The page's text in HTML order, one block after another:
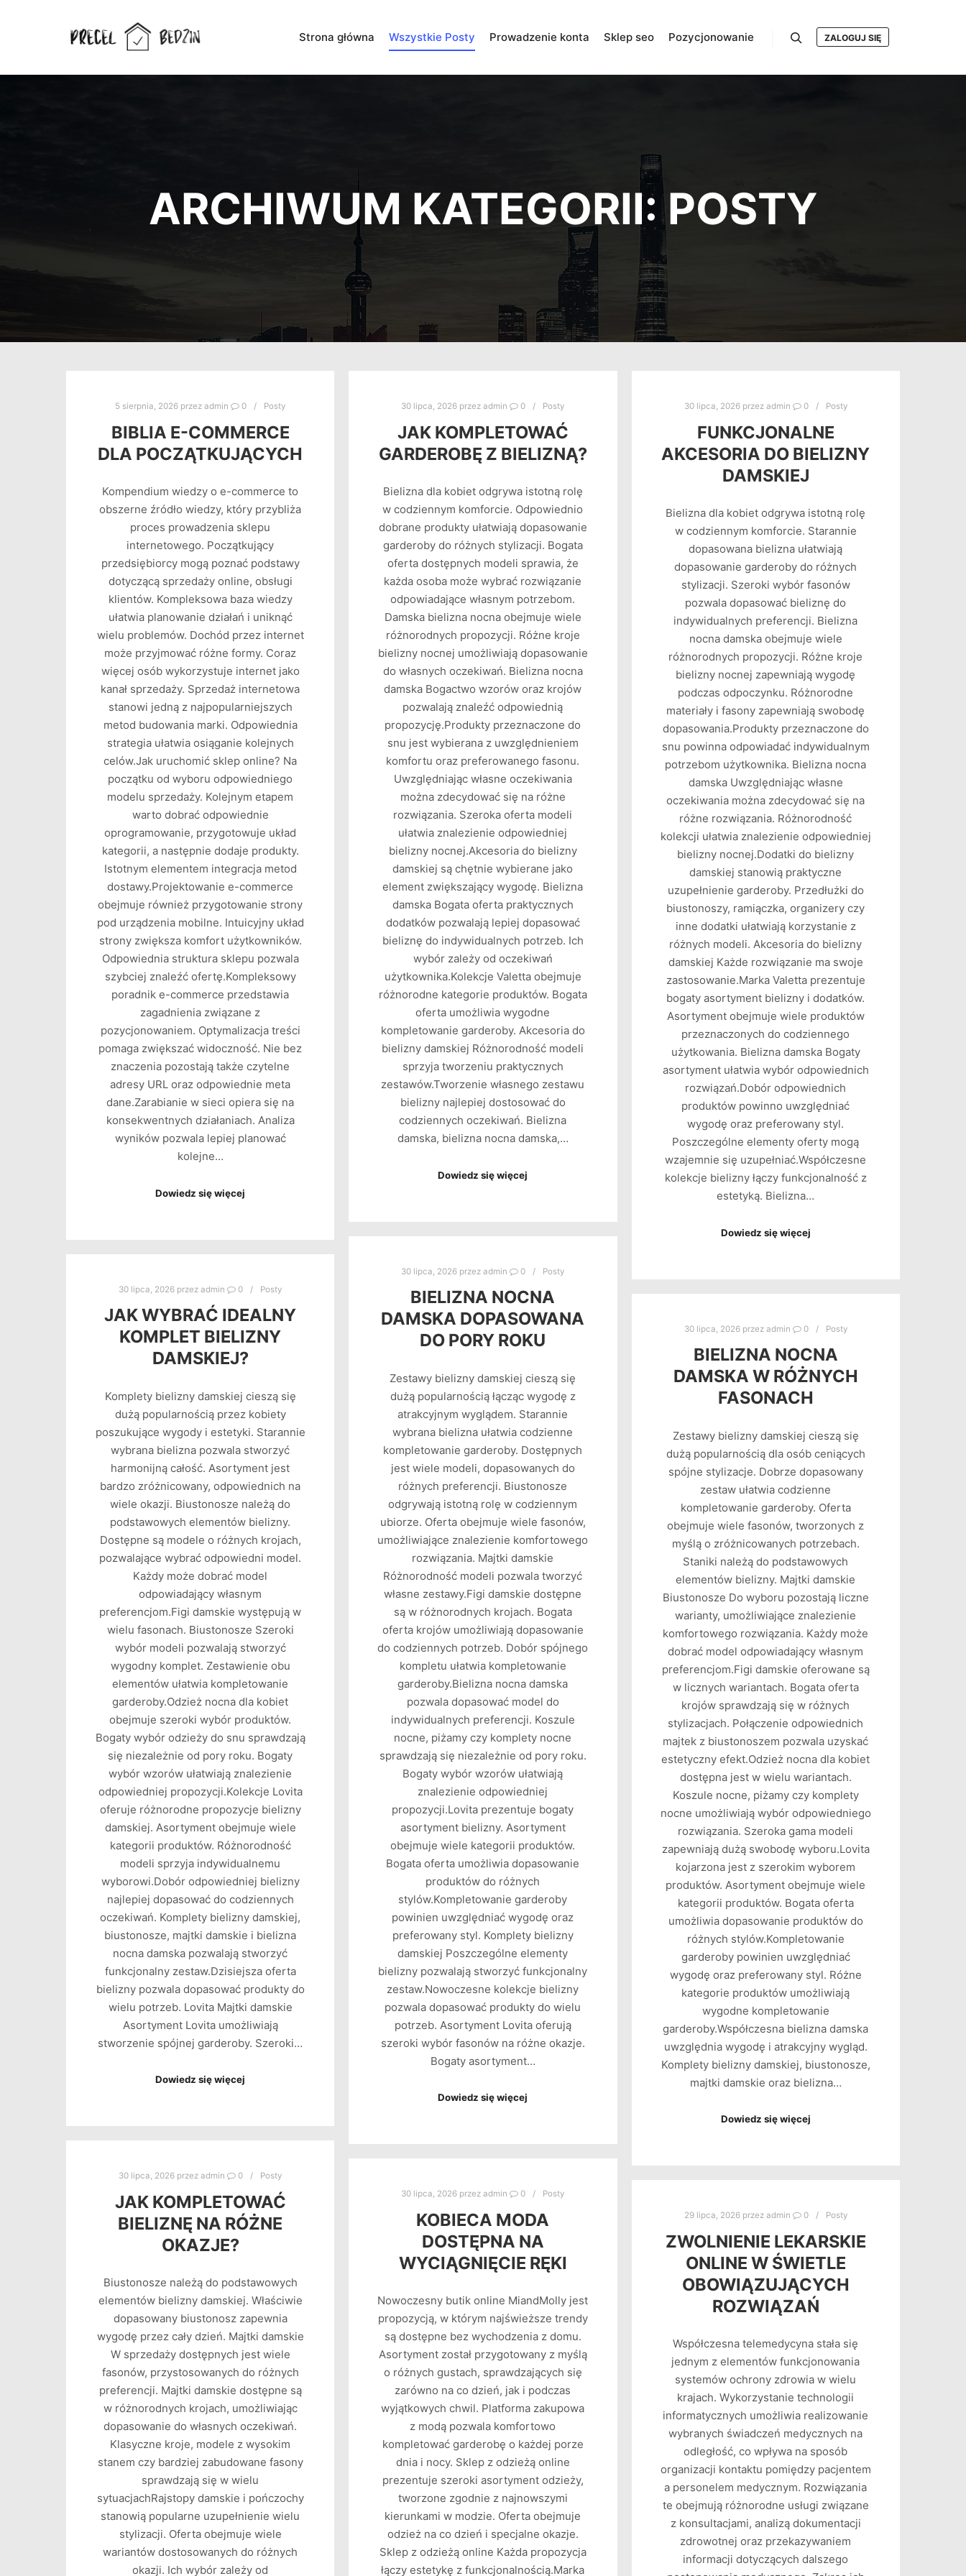
Strona główna Wszystkie Posty Prowadzenie konta Sklep seo Pozycjonowanie ZALOGUJ SIĘ
ARCHIWUM KATEGORII:POSTY
5 sierpnia, 2026 przezadmin 0 Posty
BIBLIA E-COMMERCE
DLA POCZĄTKUJĄCYCH
Kompendium wiedzy o e-commerce to
obszerne źródło wiedzy, który przybliża
proces prowadzenia sklepu
internetowego. Początkujący
przedsiębiorcy mogą poznać podstawy
dotyczącą sprzedaży online, obsługi
klientów. Kompleksowa baza wiedzy
ułatwia planowanie działań i uniknąć
wielu problemów. Dochód przez internet
może przyjmować różne formy. Coraz
więcej osób wykorzystuje internet jako
kanał sprzedaży. Sprzedaż internetowa
stanowi jedną z najpopularniejszych
metod budowania marki. Odpowiednia
strategia ułatwia osiąganie kolejnych
celów.Jak uruchomić sklep online? Na
początku od wyboru odpowiedniego
modelu sprzedaży. Kolejnym etapem
warto dobrać odpowiednie
oprogramowanie, przygotowuje układ
kategorii, a następnie dodaje produkty.
Istotnym elementem integracja metod
dostawy.Projektowanie e-commerce
obejmuje również przygotowanie strony
pod urządzenia mobilne. Intuicyjny układ
strony zwiększa komfort użytkowników.
Odpowiednia struktura sklepu pozwala
szybciej znaleźć ofertę.Kompleksowy
poradnik e-commerce przedstawia
zagadnienia związane z
pozycjonowaniem. Optymalizacja treści
pomaga zwiększać widoczność. Nie bez
znaczenia pozostają także czytelne
adresy URL oraz odpowiednie meta
dane.Zarabianie w sieci opiera się na
konsekwentnych działaniach. Analiza
wyników pozwala lepiej planować
kolejne…
Dowiedz się więcej
30 lipca, 2026 przezadmin 0 Posty
JAK KOMPLETOWAĆ
GARDEROBĘ Z BIELIZNĄ?
Bielizna dla kobiet odgrywa istotną rolę
w codziennym komforcie. Odpowiednio
dobrane produkty ułatwiają dopasowanie
garderoby do różnych stylizacji. Bogata
oferta dostępnych modeli sprawia, że
każda osoba może wybrać rozwiązanie
odpowiadające własnym potrzebom.
Damska bielizna nocna obejmuje wiele
różnorodnych propozycji. Różne kroje
bielizny nocnej umożliwiają dopasowanie
do własnych oczekiwań. Bielizna nocna
damska Bogactwo wzorów oraz krojów
pozwalają znaleźć odpowiednią
propozycję.Produkty przeznaczone do
snu jest wybierana z uwzględnieniem
komfortu oraz preferowanego fasonu.
Uwzględniając własne oczekiwania
można zdecydować się na różne
rozwiązania. Szeroka oferta modeli
ułatwia znalezienie odpowiedniej
bielizny nocnej.Akcesoria do bielizny
damskiej są chętnie wybierane jako
element zwiększający wygodę. Bielizna
damska Bogata oferta praktycznych
dodatków pozwalają lepiej dopasować
bieliznę do indywidualnych potrzeb. Ich
wybór zależy od oczekiwań
użytkownika.Kolekcje Valetta obejmuje
różnorodne kategorie produktów. Bogata
oferta umożliwia wygodne
kompletowanie garderoby. Akcesoria do
bielizny damskiej Różnorodność modeli
sprzyja tworzeniu praktycznych
zestawów.Tworzenie własnego zestawu
bielizny najlepiej dostosować do
codziennych oczekiwań. Bielizna
damska, bielizna nocna damska,…
Dowiedz się więcej
30 lipca, 2026przez admin 0 Posty
FUNKCJONALNE
AKCESORIA DO BIELIZNY
DAMSKIEJ
Bielizna dla kobiet odgrywa istotną rolę
w codziennym komforcie. Starannie
dopasowana bielizna ułatwiają
dopasowanie garderoby do różnych
stylizacji. Szeroki wybór fasonów
pozwala dopasować bieliznę do
indywidualnych preferencji. Bielizna
nocna damska obejmuje wiele
różnorodnych propozycji. Różne kroje
bielizny nocnej zapewniają wygodę
podczas odpoczynku. Różnorodne
materiały i fasony zapewniają swobodę
dopasowania.Produkty przeznaczone do
snu powinna odpowiadać indywidualnym
potrzebom użytkownika. Bielizna nocna
damska Uwzględniając własne
oczekiwania można zdecydować się na
różne rozwiązania. Różnorodność
kolekcji ułatwia znalezienie odpowiedniej
bielizny nocnej.Dodatki do bielizny
damskiej stanowią praktyczne
uzupełnienie garderoby. Przedłużki do
biustonoszy, ramiączka, organizery czy
inne dodatki ułatwiają korzystanie z
różnych modeli. Akcesoria do bielizny
damskiej Każde rozwiązanie ma swoje
zastosowanie.Marka Valetta prezentuje
bogaty asortyment bielizny i dodatków.
Asortyment obejmuje wiele produktów
przeznaczonych do codziennego
użytkowania. Bielizna damska Bogaty
asortyment ułatwia wybór odpowiednich
rozwiązań.Dobór odpowiednich
produktów powinno uwzględniać
wygodę oraz preferowany styl.
Poszczególne elementy oferty mogą
wzajemnie się uzupełniać.Współczesne
kolekcje bielizny łączy funkcjonalność z
estetyką. Bielizna…
Dowiedz się więcej
30 lipca, 2026 przezadmin 0 Posty
BIELIZNA NOCNA
DAMSKA DOPASOWANA
DO PORY ROKU
Zestawy bielizny damskiej cieszą się
dużą popularnością łącząc wygodę z
atrakcyjnym wyglądem. Starannie
wybrana bielizna ułatwia codzienne
kompletowanie garderoby. Dostępnych
jest wiele modeli, dopasowanych do
różnych preferencji. Biustonosze
odgrywają istotną rolę w codziennym
ubiorze. Oferta obejmuje wiele fasonów,
umożliwiające znalezienie komfortowego
rozwiązania. Majtki damskie
Różnorodność modeli pozwala tworzyć
własne zestawy.Figi damskie dostępne
są w różnorodnych krojach. Bogata
oferta krojów umożliwiają dopasowanie
do codziennych potrzeb. Dobór spójnego
kompletu ułatwia kompletowanie
garderoby.Bielizna nocna damska
pozwala dopasować model do
indywidualnych preferencji. Koszule
nocne, piżamy czy komplety nocne
sprawdzają się niezależnie od pory roku.
Bogaty wybór wzorów ułatwiają
znalezienie odpowiedniej
propozycji.Lovita prezentuje bogaty
asortyment bielizny. Asortyment
obejmuje wiele kategorii produktów.
Bogata oferta umożliwia dopasowanie
produktów do różnych
stylów.Kompletowanie garderoby
powinien uwzględniać wygodę oraz
preferowany styl. Komplety bielizny
damskiej Poszczególne elementy
bielizny pozwalają stworzyć funkcjonalny
zestaw.Nowoczesne kolekcje bielizny
pozwala dopasować produkty do wielu
potrzeb. Asortyment Lovita oferują
szeroki wybór fasonów na różne okazje.
Bogaty asortyment…
Dowiedz się więcej
30 lipca, 2026 przezadmin 0 Posty
JAK WYBRAĆ IDEALNY
KOMPLET BIELIZNY
DAMSKIEJ?
Komplety bielizny damskiej cieszą się
dużą popularnością przez kobiety
poszukujące wygody i estetyki. Starannie
wybrana bielizna pozwala stworzyć
harmonijną całość. Asortyment jest
bardzo zróżnicowany, odpowiednich na
wiele okazji. Biustonosze należą do
podstawowych elementów bielizny.
Dostępne są modele o różnych krojach,
pozwalające wybrać odpowiedni model.
Każdy może dobrać model
odpowiadający własnym
preferencjom.Figi damskie występują w
wielu fasonach. Biustonosze Szeroki
wybór modeli pozwalają stworzyć
wygodny komplet. Zestawienie obu
elementów ułatwia kompletowanie
garderoby.Odzież nocna dla kobiet
obejmuje szeroki wybór produktów.
Bogaty wybór odzieży do snu sprawdzają
się niezależnie od pory roku. Bogaty
wybór wzorów ułatwiają znalezienie
odpowiedniej propozycji.Kolekcje Lovita
oferuje różnorodne propozycje bielizny
damskiej. Asortyment obejmuje wiele
kategorii produktów. Różnorodność
modeli sprzyja indywidualnemu
wyborowi.Dobór odpowiedniej bielizny
najlepiej dopasować do codziennych
oczekiwań. Komplety bielizny damskiej,
biustonosze, majtki damskie i bielizna
nocna damska pozwalają stworzyć
funkcjonalny zestaw.Dzisiejsza oferta
bielizny pozwala dopasować produkty do
wielu potrzeb. Lovita Majtki damskie
Asortyment Lovita umożliwiają
stworzenie spójnej garderoby. Szeroki…
Dowiedz się więcej
30 lipca, 2026przez admin 0 Posty
BIELIZNA NOCNA
DAMSKA W RÓŻNYCH
FASONACH
Zestawy bielizny damskiej cieszą się
dużą popularnością dla osób ceniących
spójne stylizacje. Dobrze dopasowany
zestaw ułatwia codzienne
kompletowanie garderoby. Oferta
obejmuje wiele fasonów, tworzonych z
myślą o zróżnicowanych potrzebach.
Staniki należą do podstawowych
elementów bielizny. Majtki damskie
Biustonosze Do wyboru pozostają liczne
warianty, umożliwiające znalezienie
komfortowego rozwiązania. Każdy może
dobrać model odpowiadający własnym
preferencjom.Figi damskie oferowane są
w licznych wariantach. Bogata oferta
krojów sprawdzają się w różnych
stylizacjach. Połączenie odpowiednich
majtek z biustonoszem pozwala uzyskać
estetyczny efekt.Odzież nocna dla kobiet
dostępna jest w wielu wariantach.
Koszule nocne, piżamy czy komplety
nocne umożliwiają wybór odpowiedniego
rozwiązania. Szeroka gama modeli
zapewniają dużą swobodę wyboru.Lovita
kojarzona jest z szerokim wyborem
produktów. Asortyment obejmuje wiele
kategorii produktów. Bogata oferta
umożliwia dopasowanie produktów do
różnych stylów.Kompletowanie
garderoby powinien uwzględniać
wygodę oraz preferowany styl. Różne
kategorie produktów umożliwiają
wygodne kompletowanie
garderoby.Współczesna bielizna damska
uwzględnia wygodę i atrakcyjny wygląd.
Komplety bielizny damskiej, biustonosze,
majtki damskie oraz bielizna…
Dowiedz się więcej
30 lipca, 2026 przezadmin 0 Posty
JAK KOMPLETOWAĆ
BIELIZNĘ NA RÓŻNE
OKAZJE?
Biustonosze należą do podstawowych
elementów bielizny damskiej. Właściwie
dopasowany biustonosz zapewnia
wygodę przez cały dzień. Majtki damskie
W sprzedaży dostępnych jest wiele
fasonów, przystosowanych do różnych
preferencji. Majtki damskie dostępne są
w różnorodnych krojach, umożliwiając
dopasowanie do własnych oczekiwań.
Klasyczne kroje, modele z wysokim
stanem czy bardziej zabudowane fasony
sprawdzają się w wielu
sytuacjachRajstopy damskie i pończochy
stanowią popularne uzupełnienie wielu
stylizacji. Oferta obejmuje wiele
wariantów dostosowanych do różnych
okazji. Ich wybór zależy od
30 lipca, 2026 przezadmin 0 Posty
KOBIECA MODA
DOSTĘPNA NA
WYCIĄGNIĘCIE RĘKI
Nowoczesny butik online MiandMolly jest
propozycją, w którym najświeższe trendy
są dostępne bez wychodzenia z domu.
Asortyment został przygotowany z myślą
o różnych gustach, sprawdzających się
zarówno na co dzień, jak i podczas
wyjątkowych chwil. Platforma zakupowa
z modą pozwala komfortowo
kompletować garderobę o każdej porze
dnia i nocy. Sklep z odzieżą online
prezentuje szeroki asortyment odzieży,
tworzone zgodnie z najnowszymi
kierunkami w modzie. Oferta obejmuje
odzież na co dzień i specjalne okazje.
Sklep z odzieżą online Każda propozycja
łączy estetykę z funkcjonalnością.Marka
29 lipca, 2026przez admin 0 Posty
ZWOLNIENIE LEKARSKIE
ONLINE W ŚWIETLE
OBOWIĄZUJĄCYCH
ROZWIĄZAŃ
Współczesna telemedycyna stała się
jednym z elementów funkcjonowania
systemów ochrony zdrowia w wielu
krajach. Wykorzystanie technologii
informatycznych umożliwia realizowanie
wybranych świadczeń medycznych na
odległość, co wpływa na sposób
organizacji kontaktu pomiędzy pacjentem
a personelem medycznym. Rozwiązania
te obejmują różnorodne usługi związane
z konsultacjami, analizą dokumentacji
zdrowotnej oraz przekazywaniem
informacji dotyczących dalszego